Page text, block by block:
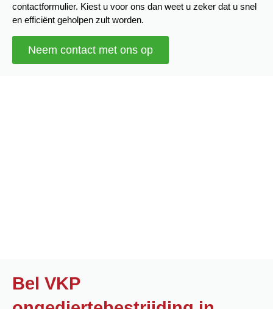
contactformulier. Kiest u voor ons dan weet u zeker dat u snel
en efficiënt geholpen zult worden.
Neem contact met ons op
Bel VKP